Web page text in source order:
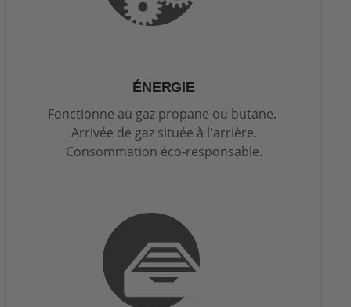
ÉNERGIE
Fonctionne au gaz propane ou butane.
Arrivée de gaz située à l'arrière.
Consommation éco-responsable.